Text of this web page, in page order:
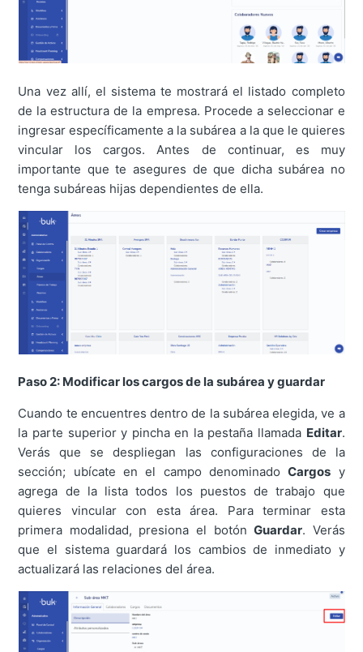
Una vez allí, el sistema te mostrará el listado completo
de la estructura de la empresa. Procede a seleccionar e
ingresar específicamente a la subárea a la que le quieres
vincular los cargos. Antes de continuar, es muy
importante que te asegures de que dicha subárea no
tenga subáreas hijas dependientes de ella.
Paso 2: Modificar los cargos de la subárea y guardar
Cuando te encuentres dentro de la subárea elegida, ve a
la parte superior y pincha en la pestaña llamada Editar.
Verás que se despliegan las configuraciones de la
sección; ubícate en el campo denominadoCargos y
agrega de la lista todos los puestos de trabajo que
quieres vincular con esta área. Para terminar esta
primera modalidad, presiona el botónGuardar. Verás
que el sistema guardará los cambios de inmediato y
actualizará las relaciones del área.